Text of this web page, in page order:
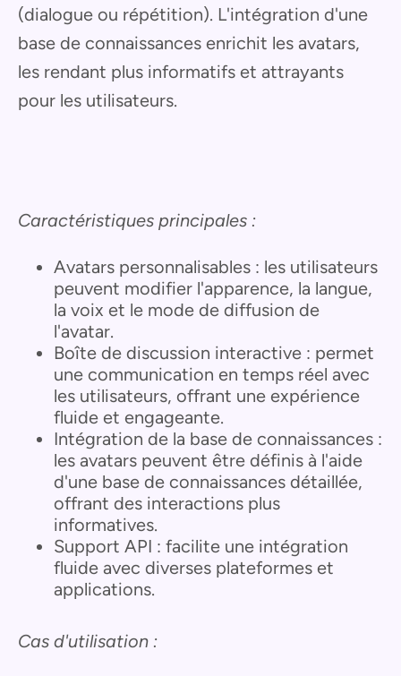
(dialogue ou répétition). L'intégration d'une
base de connaissances enrichit les avatars,
les rendant plus informatifs et attrayants
pour les utilisateurs.
Caractéristiques principales :
Avatars personnalisables : les utilisateurs
peuvent modifier l'apparence, la langue,
la voix et le mode de diffusion de
l'avatar.
Boîte de discussion interactive : permet
une communication en temps réel avec
les utilisateurs, offrant une expérience
fluide et engageante.
Intégration de la base de connaissances :
les avatars peuvent être définis à l'aide
d'une base de connaissances détaillée,
offrant des interactions plus
informatives.
Support API : facilite une intégration
fluide avec diverses plateformes et
applications.
Cas d'utilisation :